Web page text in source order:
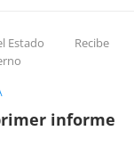
Estado
Recibe
informe